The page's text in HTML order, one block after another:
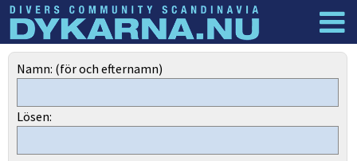
Dyknyheter
Namn: (för och efternamn)
Lösen: